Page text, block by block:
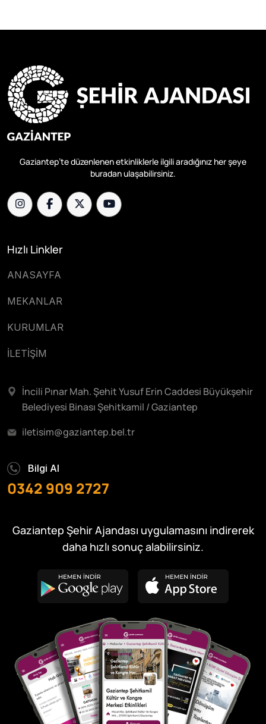
Gaziantep’te düzenlenen etkinliklerle ilgili aradığınız her şeye
buradan ulaşabilirsiniz.
Hızlı Linkler
ANASAYFA
MEKANLAR
KURUMLAR
İLETİŞİM
İncili Pınar Mah. Şehit Yusuf Erin Caddesi Büyükşehir
Belediyesi Binası Şehitkamil / Gaziantep
iletisim@gaziantep.bel.tr
Bilgi Al
0342 909 2727
Gaziantep Şehir Ajandası uygulamasını indirerek
daha hızlı sonuç alabilirsiniz.